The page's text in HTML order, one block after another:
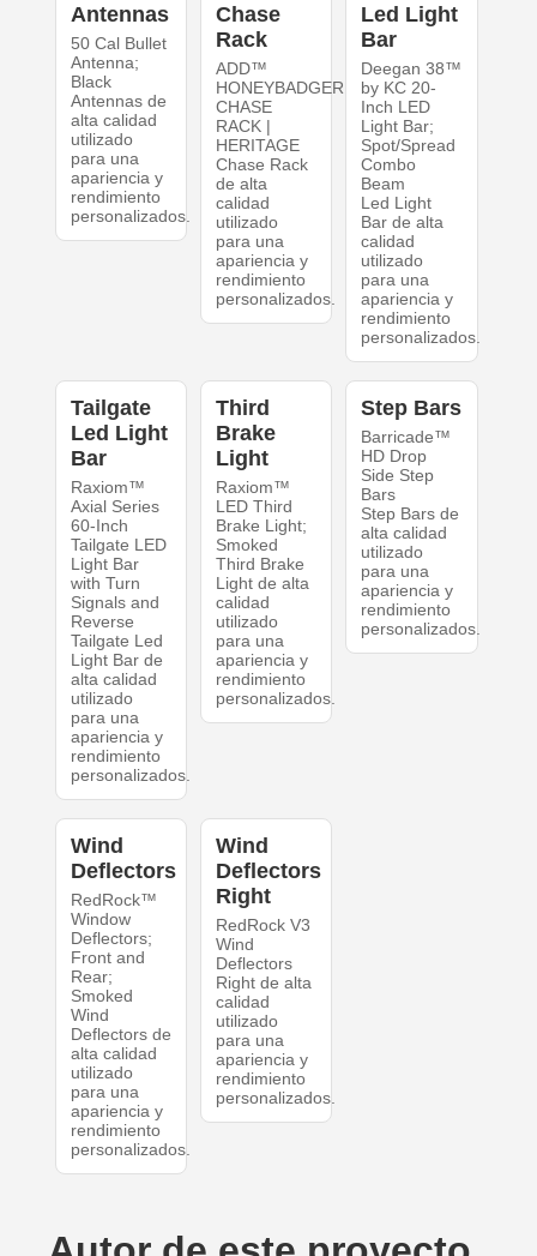
Antennas
50 Cal Bullet
Antenna;
Black
Antennas de
alta calidad
utilizado
para una
apariencia y
rendimiento
personalizados.
Chase
Rack
ADD™
HONEYBADGER
CHASE
RACK |
HERITAGE
Chase Rack
de alta
calidad
utilizado
para una
apariencia y
rendimiento
personalizados.
Led Light
Bar
Deegan 38™
by KC 20-
Inch LED
Light Bar;
Spot/Spread
Combo
Beam
Led Light
Bar de alta
calidad
utilizado
para una
apariencia y
rendimiento
personalizados.
Tailgate
Led Light
Bar
Raxiom™
Axial Series
60-Inch
Tailgate LED
Light Bar
with Turn
Signals and
Reverse
Tailgate Led
Light Bar de
alta calidad
utilizado
para una
apariencia y
rendimiento
personalizados.
Third
Brake
Light
Raxiom™
LED Third
Brake Light;
Smoked
Third Brake
Light de alta
calidad
utilizado
para una
apariencia y
rendimiento
personalizados.
Step Bars
Barricade™
HD Drop
Side Step
Bars
Step Bars de
alta calidad
utilizado
para una
apariencia y
rendimiento
personalizados.
Wind
Deflectors
RedRock™
Window
Deflectors;
Front and
Rear;
Smoked
Wind
Deflectors de
alta calidad
utilizado
para una
apariencia y
rendimiento
personalizados.
Wind
Deflectors
Right
RedRock V3
Wind
Deflectors
Right de alta
calidad
utilizado
para una
apariencia y
rendimiento
personalizados.